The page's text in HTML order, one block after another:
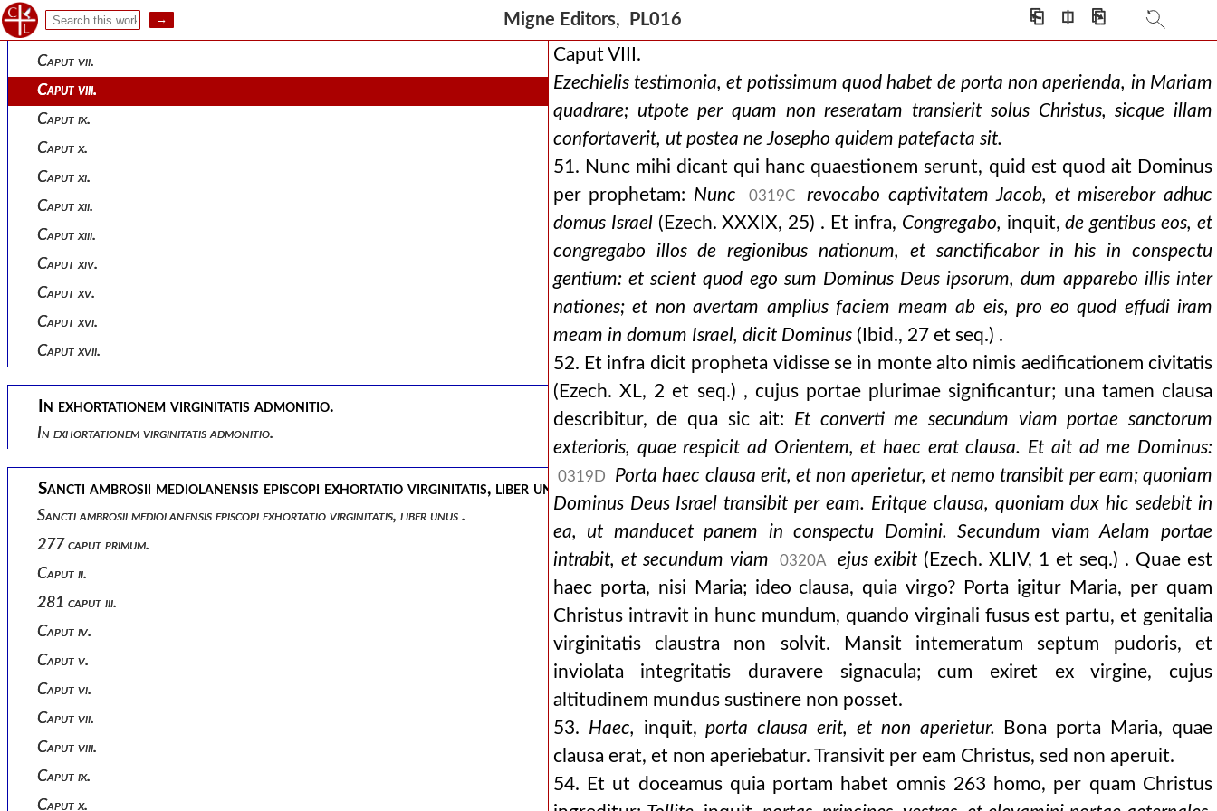
Migne Editors, PL016 ⎗ ⎅ ⎘
Caput vi.
Caput vii.
Caput viii.
Caput ix.
Caput x.
Caput xi.
Caput xii.
Caput xiii.
Caput xiv.
Caput xv.
Caput xvi.
Caput xvii.
In exhortationem virginitatis admonitio.
In exhortationem virginitatis admonitio.
Sancti ambrosii mediolanensis episcopi exhortatio virginitatis, liber unus .
Sancti ambrosii mediolanensis episcopi exhortatio virginitatis, liber unus .
277 caput primum.
Caput ii.
281 caput iii.
Caput iv.
Caput v.
Caput vi.
Caput vii.
Caput viii.
Caput ix.
Caput x.
Caput VIII.
Ezechielis testimonia, et potissimum quod habet de porta non aperienda, in Mariam
quadrare; utpote per quam non reseratam transierit solus Christus, sicque illam
confortaverit, ut postea ne Josepho quidem patefacta sit.
51. Nunc mihi dicant qui hanc quaestionem serunt, quid est quod ait Dominus
per prophetam: Nunc 0319C
revocabo captivitatem Jacob, et miserebor adhuc
domus Israel(Ezech. XXXIX, 25) . Et infra, Congregabo, inquit,de gentibus eos, et
congregabo illos de regionibus nationum, et sanctificabor in his in conspectu
gentium: et scient quod ego sum Dominus Deus ipsorum, dum apparebo illis inter
nationes; et non avertam amplius faciem meam ab eis, pro eo quod effudi iram
meam in domum Israel, dicit Dominus (Ibid., 27 et seq.) .
52. Et infra dicit propheta vidisse se in monte alto nimis aedificationem civitatis
(Ezech. XL, 2 et seq.) , cujus portae plurimae significantur; una tamen clausa
describitur, de qua sic ait: Et converti me secundum viam portae sanctorum
exterioris, quae respicit ad Orientem, et haec erat clausa. Et ait ad me Dominus:
0319D
Porta haec clausa erit, et non aperietur, et nemo transibit per eam; quoniam
Dominus Deus Israel transibit per eam. Eritque clausa, quoniam dux hic sedebit in
ea, ut manducet panem in conspectu Domini. Secundum viamAelam portae
intrabit, et secundum viam
0320A ejus exibit (Ezech. XLIV, 1 et seq.) . Quae est
haec porta, nisi Maria; ideo clausa, quia virgo? Porta igitur Maria, per quam
Christus intravit in hunc mundum, quando virginali fusus est partu, et genitalia
virginitatis claustra non solvit. Mansit intemeratum septum pudoris, et
inviolata integritatis duravere signacula; cum exiret ex virgine, cujus
altitudinem mundus sustinere non posset.
53. Haec, inquit,porta clausa erit, et non aperietur. Bona porta Maria, quae
clausa erat, et non aperiebatur. Transivit per eam Christus, sed non aperuit.
54. Et ut doceamus quia portam habet omnis 263 homo, per quam Christus